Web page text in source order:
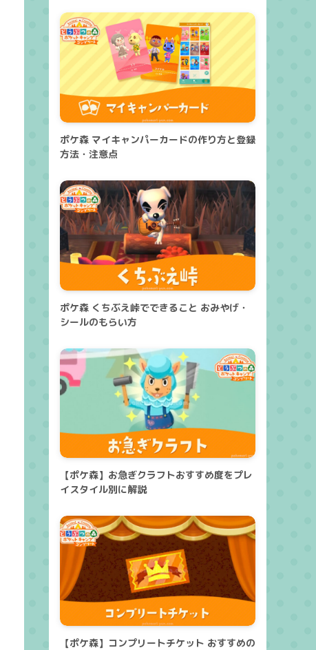
ポケ森 マイキャンパーカードの作り方と登録
方法・注意点
ポケ森 くちぶえ峠でできること おみやげ・
シールのもらい方
【ポケ森】お急ぎクラフトおすすめ度をプレ
イスタイル別に解説
【ポケ森】コンプリートチケット おすすめの